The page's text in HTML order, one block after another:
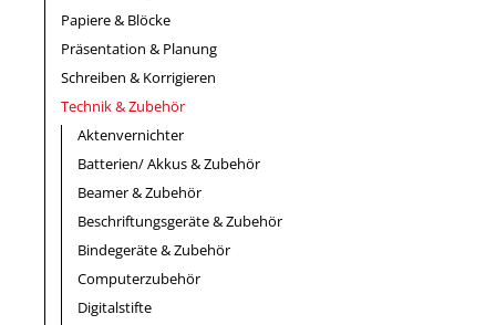
Papiere & Blöcke
Präsentation & Planung
Schreiben & Korrigieren
Technik & Zubehör
Aktenvernichter
Batterien/ Akkus & Zubehör
Beamer & Zubehör
Beschriftungsgeräte & Zubehör
Bindegeräte & Zubehör
Computerzubehör
Digitalstifte